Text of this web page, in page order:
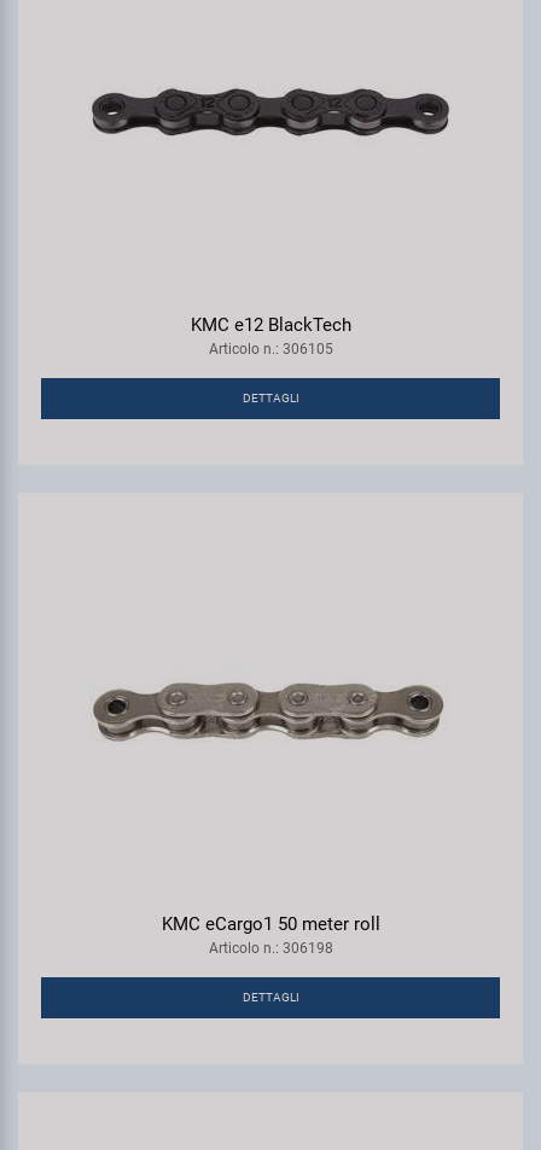
KMC e12 BlackTech
Articolo n.: 306105
DETTAGLI
KMC eCargo1 50 meter roll
Articolo n.: 306198
DETTAGLI